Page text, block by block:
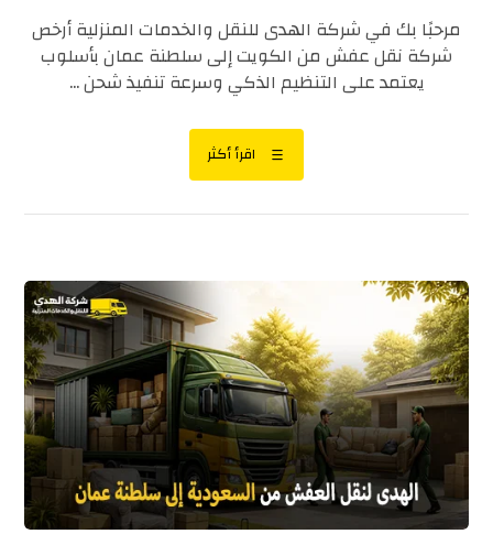
مرحبًا بك في شركة الهدى للنقل والخدمات المنزلية أرخص
شركة نقل عفش من الكويت إلى سلطنة عمان بأسلوب
يعتمد على التنظيم الذكي وسرعة تنفيذ شحن ...
اقرأ أكثر